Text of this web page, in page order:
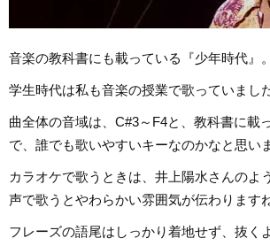
音楽の教科書にも載っている『少年時代』。
学生時代は私も音楽の授業で歌っていました
曲全体の音域は、C#3～F4と、教科書に載
で、誰でも歌いやすいキーなのかなと思い
カラオケで歌うときは、井上陽水さんのよ
声で歌うとやわらかい雰囲気が伝わりますね
フレーズの語尾はしっかり着地せず、抜く